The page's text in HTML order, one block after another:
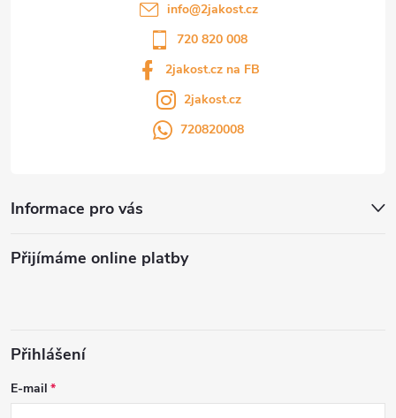
info@2jakost.cz
720 820 008
2jakost.cz na FB
2jakost.cz
720820008
Informace pro vás
Přijímáme online platby
Přihlášení
E-mail